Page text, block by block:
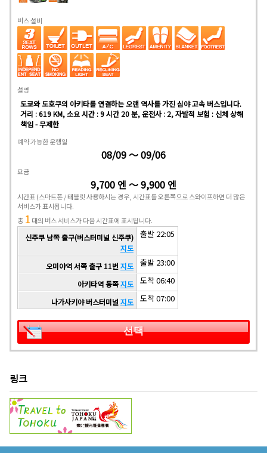
버스 설비
설명
도쿄와 도호쿠의 아키타를 연결하는 오랜 역사를 가진 심야 고속 버스입니다.
거리 : 619 KM, 소요 시간 : 9 시간 20 분, 운전사 : 2, 자발적 보험 : 신체 상해
책임 - 무제한
예약 가능한 운행일
08/09 ～ 09/06
요금
9,700 엔 ～ 9,900 엔
시간표 (스마트폰 / 태블릿 사용하시는 경우, 시간표를 오른쪽으로 스와이프하면 더 많은
서비스가 표시됩니다.
총 1 대의 버스 서비스가 다음 시간표에 표시됩니다.
신주쿠 남쪽 출구(버스터미널 신주쿠)
지도
출발 22:05
오미야역 서쪽 출구 11번 지도 출발 23:00
아키타역 동쪽지도 도착 06:40
나가사키야 버스터미널 지도 도착 07:00
선택
링크